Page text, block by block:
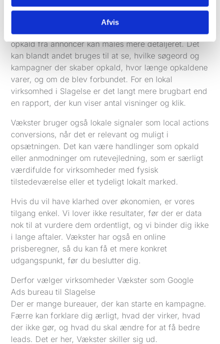
Afvis
kan se mere end bare trafik.
Google Ads giver mulighed for call reporting, hvor
opkald fra annoncer kan måles mere detaljeret. Det
kan blandt andet bruges til at se, hvilke søgeord og
kampagner der skaber opkald, hvor længe opkaldene
varer, og om de blev forbundet. For en lokal
virksomhed i Slagelse er det langt mere brugbart end
en rapport, der kun viser antal visninger og klik.
Vækster bruger også lokale signaler som local actions
conversions, når det er relevant og muligt i
opsætningen. Det kan være handlinger som opkald
eller anmodninger om rutevejledning, som er særligt
værdifulde for virksomheder med fysisk
tilstedeværelse eller et tydeligt lokalt marked.
Hvis du vil have klarhed over økonomien, er vores
tilgang enkel. Vi lover ikke resultater, før der er data
nok til at vurdere dem ordentligt, og vi binder dig ikke
i lange aftaler. Vækster har også en online
prisberegner, så du kan få et mere konkret
udgangspunkt, før du beslutter dig.
Derfor vælger virksomheder Vækster som Google
Ads bureau til Slagelse
Der er mange bureauer, der kan starte en kampagne.
Færre kan forklare dig ærligt, hvad der virker, hvad
der ikke gør, og hvad du skal ændre for at få bedre
leads. Det er her, Vækster skiller sig ud.